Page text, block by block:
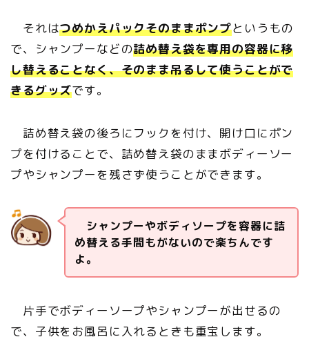
それはつめかえパックそのままポンプというもの
で、シャンプーなどの詰め替え袋を専用の容器に移
し替えることなく、そのまま吊るして使うことがで
きるグッズです。
詰め替え袋の後ろにフックを付け、開け口にポン
プを付けることで、詰め替え袋のままボディーソー
プやシャンプーを残さず使うことができます。
シャンプーやボディソープを容器に詰
め替える手間もがないので楽ちんです
よ。
片手でボディーソープやシャンプーが出せるの
で、子供をお風呂に入れるときも重宝します。